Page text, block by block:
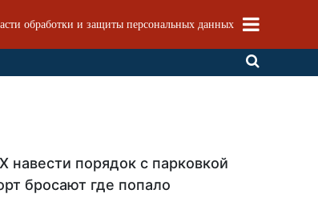
обработки и защиты персональных данных
порядок с парковкой
бросают где попало